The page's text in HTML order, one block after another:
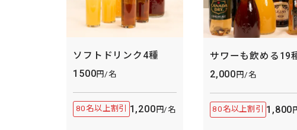
ソフトドリンク4種
1500円/名
80名以上割引 1,200 円/名
サワーも飲める19
2,000 円/名
80名以上割引 1,800